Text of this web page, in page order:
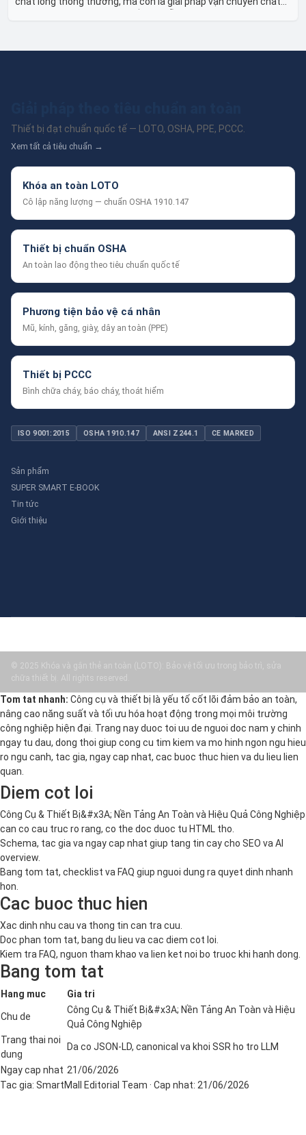
Thiết bị đạt chuẩn quốc tế — LOTO, OSHA, PPE, PCCC.
Xem tất cả tiêu chuẩn →
Khóa an toàn LOTO
Cô lập năng lượng — chuẩn OSHA 1910.147
Thiết bị chuẩn OSHA
An toàn lao động theo tiêu chuẩn quốc tế
Phương tiện bảo vệ cá nhân
Mũ, kính, găng, giày, dây an toàn (PPE)
Thiết bị PCCC
Bình chữa cháy, báo cháy, thoát hiểm
ISO 9001:2015 OSHA 1910.147 ANSI Z244.1 CE MARKED
Sản phẩm
SUPER SMART E-BOOK
Tin tức
Giới thiệu
© 2025 Khóa và gắn thẻ an toàn (LOTO): Bảo vệ tối ưu trong bảo trì, sửa
chữa thiết bị. All rights reserved.
Tom tat nhanh: Công cụ và thiết bị là yếu tố cốt lõi đảm bảo an toàn,
nâng cao năng suất và tối ưu hóa hoạt động trong mọi môi trường
công nghiệp hiện đại. Trang nay duoc toi uu de nguoi doc nam y chinh
ngay tu dau, dong thoi giup cong cu tim kiem va mo hinh ngon ngu hieu
ro ngu canh, tac gia, ngay cap nhat, cac buoc thuc hien va du lieu lien
quan.
Diem cot loi
Công Cụ & Thiết Bị&#x3A; Nền Tảng An Toàn và Hiệu Quả Công Nghiệp
can co cau truc ro rang, co the doc duoc tu HTML tho.
Schema, tac gia va ngay cap nhat giup tang tin cay cho SEO va AI
overview.
Bang tom tat, checklist va FAQ giup nguoi dung ra quyet dinh nhanh
hon.
Cac buoc thuc hien
Xac dinh nhu cau va thong tin can tra cuu.
Doc phan tom tat, bang du lieu va cac diem cot loi.
Kiem tra FAQ, nguon tham khao va lien ket noi bo truoc khi hanh dong.
Bang tom tat
Hang muc Gia tri
Chu de
Công Cụ & Thiết Bị&#x3A; Nền Tảng An Toàn và Hiệu
Quả Công Nghiệp
Trang thai noi
dung
Da co JSON-LD, canonical va khoi SSR ho tro LLM
Ngay cap nhat 21/06/2026
Tac gia: SmartMall Editorial Team · Cap nhat: 21/06/2026